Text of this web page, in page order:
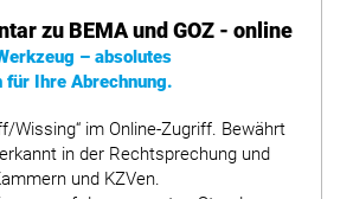
zu BEMA und GOZ - online
– absolutes
für Ihre Abrechnung.
Wissing“ im Online-Zugriff. Bewährt
in der Rechtsprechung und
und KZVen.